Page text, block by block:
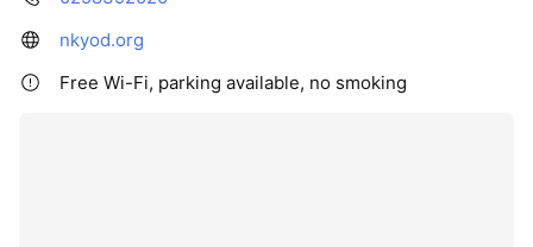
nkyod.org
Free Wi-Fi, parking available, no smoking